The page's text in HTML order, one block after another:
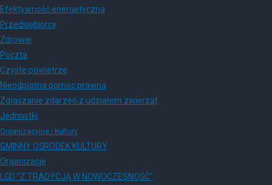
Efektywność energetyczna
Przedsiębiorcy
Zdrowie
Poczta
Czyste powietrze
Nieodpłatna pomoc prawna
Zgłaszanie zdarzeń z udziałem zwierząt
Jednostki
Organizacyjne i Kultury
GMINNY OŚRODEK KULTURY
Organizacje
LGD "Z TRADYCJĄ W NOWOCZESNOŚĆ"